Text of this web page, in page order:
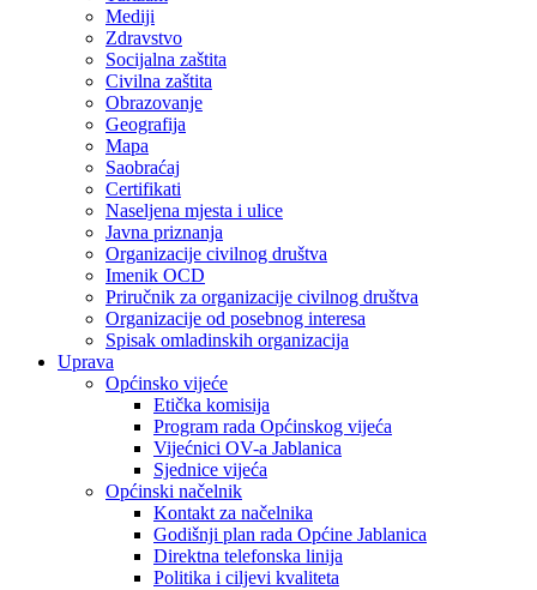
Mediji
Zdravstvo
Socijalna zaštita
Civilna zaštita
Obrazovanje
Geografija
Mapa
Saobraćaj
Certifikati
Naseljena mjesta i ulice
Javna priznanja
Organizacije civilnog društva
Imenik OCD
Priručnik za organizacije civilnog društva
Organizacije od posebnog interesa
Spisak omladinskih organizacija
Uprava
Općinsko vijeće
Etička komisija
Program rada Općinskog vijeća
Vijećnici OV-a Jablanica
Sjednice vijeća
Općinski načelnik
Kontakt za načelnika
Godišnji plan rada Općine Jablanica
Direktna telefonska linija
Politika i ciljevi kvaliteta